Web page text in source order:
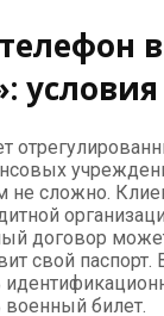
условия
не сложно.
договор
свой паспорт.
военный билет.